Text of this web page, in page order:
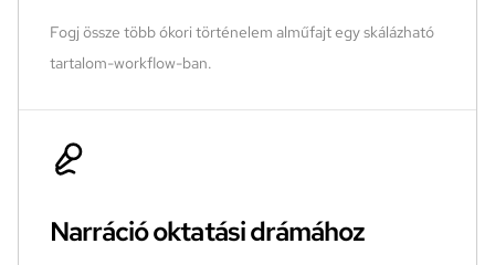
Fogj össze több ókori történelem alműfajt egy skálázható
tartalom-workflow-ban.
Narráció oktatási drámához